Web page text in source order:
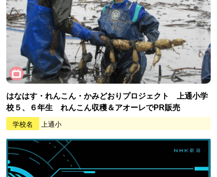
はなはす・れんこん・かみどおりプロジェクト 上通小学
校５、６年生 れんこん収穫＆アオーレでPR販売
学校名 上通小